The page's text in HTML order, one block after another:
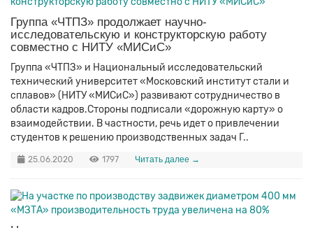
Группа «ЧТПЗ» продолжает научно-
исследовательскую и конструкторскую работу
совместно с НИТУ «МИСиС»
Группа «ЧТПЗ» и Национальный исследовательский
технический университет «Московский институт стали и
сплавов» (НИТУ «МИСиС») развивают сотрудничество в
области кадров.Стороны подписали «дорожную карту» о
взаимодействии. В частности, речь идет о привлечении
студентов к решению производственных задач Г..
25.06.2020 1797 Читать далее →